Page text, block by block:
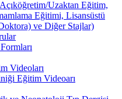
Uzaktan Eğitim,
Eğitimi, Lisansüstü
ve Diğer Stajlar)
Videoları
Eğitim Videoarı